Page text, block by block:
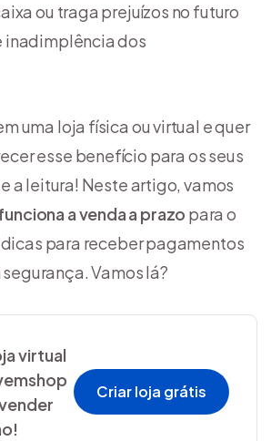
ou traga prejuízos no futuro
inadimplência dos
uma loja física ou virtual e quer
esse benefício para os seus
a leitura! Neste artigo, vamos
a venda a prazo para o
para receber pagamentos
Vamos lá?
virtual
Criar loja grátis